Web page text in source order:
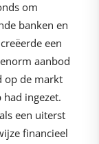
om
banken en
een
aanbod
op de markt
ingezet.
een uiterst
financieel